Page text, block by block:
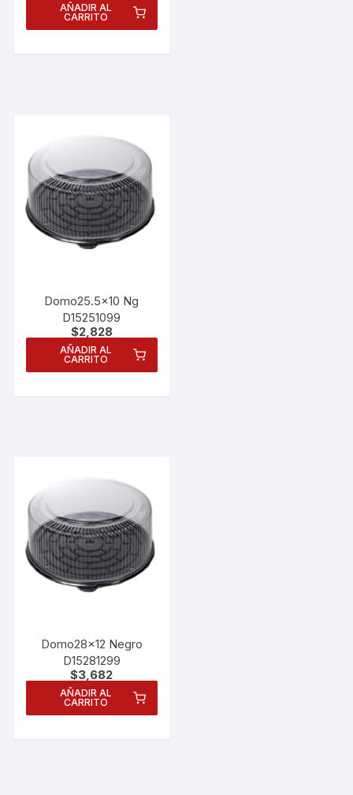
AÑADIR AL
CARRITO
Domo25.5×10 Ng
D15251099
$2,828
AÑADIR AL
CARRITO
Domo28x12 Negro
D15281299
$3,682
AÑADIR AL
CARRITO